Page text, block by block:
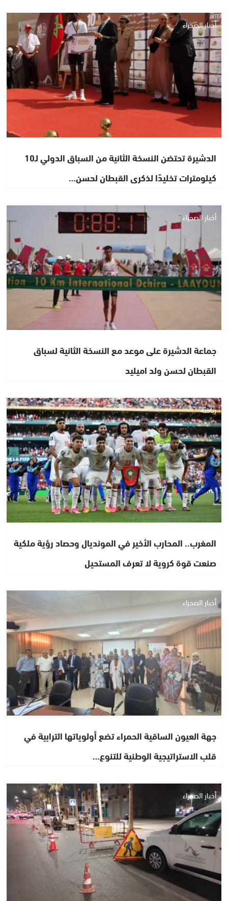
أخبار الصحراء
الدشيرة تحتضن النسخة الثانية من السباق الدولي لـ10
كيلومترات تخليدًا لذكرى القبطان لحسن…
أخبار الصحراء
جماعة الدشيرة على موعد مع النسخة الثانية لسباق
القبطان لحسن ولد اميليد
رياضة
المغرب.. المحارب الأخير في المونديال وحصاد رؤية ملكية
صنعت قوة كروية لا تعرف المستحيل
أخبار الصحراء
جهة العيون الساقية الحمراء تضع أولوياتها الترابية في
قلب الاستراتيجية الوطنية للتنوع…
أخبار الصحراء